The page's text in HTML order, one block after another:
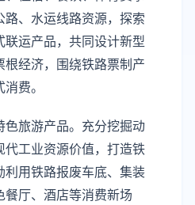
、水运线路资源，探索
运产品，共同设计新型
经济，围绕铁路票制产
费。
色旅游产品。充分挖掘动
代工业资源价值，打造铁
利用铁路报废车底、集装
厅、酒店等消费新场